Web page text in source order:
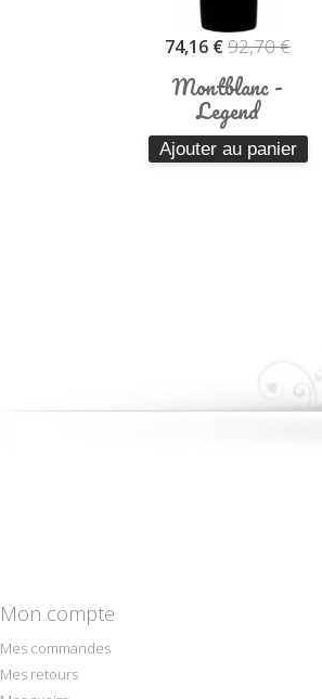
74,16 €92,70 €
Montblanc -
Legend
Ajouter au panier
Mon compte
Mes commandes
Mes retours